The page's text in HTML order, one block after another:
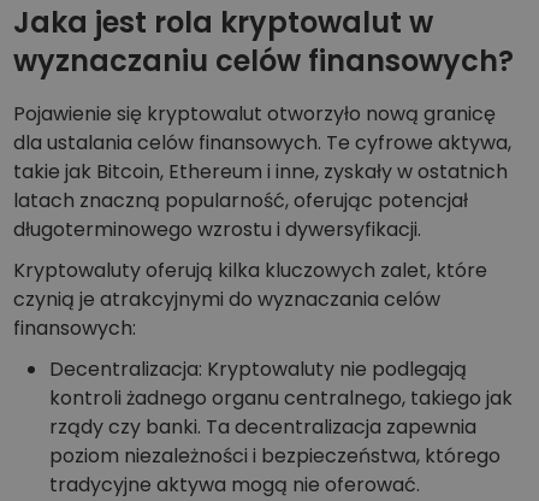
Jaka jest rola kryptowalut w
wyznaczaniu celów finansowych?
Pojawienie się kryptowalut otworzyło nową granicę
dla ustalania celów finansowych. Te cyfrowe aktywa,
takie jak Bitcoin, Ethereum i inne, zyskały w ostatnich
latach znaczną popularność, oferując potencjał
długoterminowego wzrostu i dywersyfikacji.
Kryptowaluty oferują kilka kluczowych zalet, które
czynią je atrakcyjnymi do wyznaczania celów
finansowych:
Decentralizacja: Kryptowaluty nie podlegają
kontroli żadnego organu centralnego, takiego jak
rządy czy banki. Ta decentralizacja zapewnia
poziom niezależności i bezpieczeństwa, którego
tradycyjne aktywa mogą nie oferować.